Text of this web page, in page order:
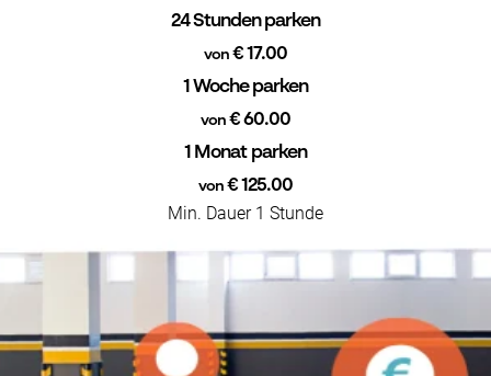
24 Stunden parken
von€ 17.00
1 Woche parken
von€ 60.00
1 Monat parken
von€ 125.00
Min. Dauer 1 Stunde